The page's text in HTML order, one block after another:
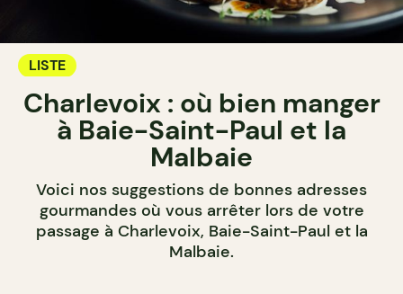
LISTE
Charlevoix : où bien manger
à Baie-Saint-Paul et la
Malbaie
Voici nos suggestions de bonnes adresses
gourmandes où vous arrêter lors de votre
passage à Charlevoix, Baie-Saint-Paul et la
Malbaie.